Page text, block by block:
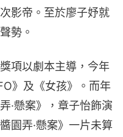
影帝。至於廖子妤就
勢。
項以劇本主導，今年
》及《女孩》。而年
·懸案》，章子怡飾演
園弄·懸案》一片未算